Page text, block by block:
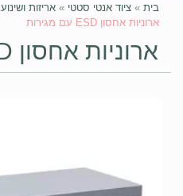
בית » ציוד אנטי סטטי » אריזות ושינוע
ארוניות אחסון ESD עם מגירות
ארוניות אחסון ESD עם מגירות